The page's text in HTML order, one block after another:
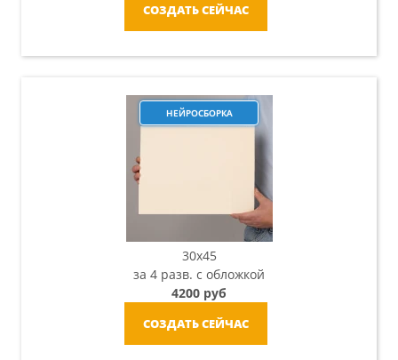
СОЗДАТЬ СЕЙЧАС
НЕЙРОСБОРКА
30x45
за 4 разв. с обложкой
4200 руб
СОЗДАТЬ СЕЙЧАС